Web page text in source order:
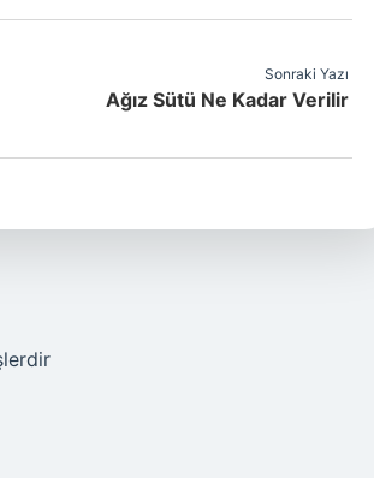
Sonraki Yazı
Ağız Sütü Ne Kadar Verilir